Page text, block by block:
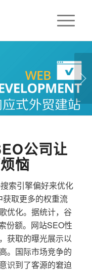
下一页
1 2
公司让
恼
索引擎偏好来优化
取更多的权重流
优化。据统计，谷
份额。网站SEO性
获取的曝光展示以
。国际市场竞争的
识到了客源的窘迫